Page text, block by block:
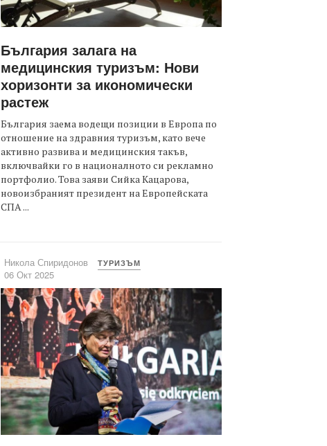
България залага на
медицинския туризъм: Нови
хоризонти за икономически
растеж
България заема водещи позиции в Европа по
отношение на здравния туризъм, като вече
активно развива и медицинския такъв,
включвайки го в националното си рекламно
портфолио. Това заяви Сийка Кацарова,
новоизбраният президент на Европейската
СПА ...
Никола Спиридонов ТУРИЗЪМ
06 Окт 2025